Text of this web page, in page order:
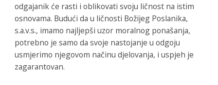
odgajanik će rasti i oblikovati svoju ličnost na istim
osnovama. Budući da u ličnosti Božijeg Poslanika,
s.a.v.s., imamo najljepši uzor moralnog ponašanja,
potrebno je samo da svoje nastojanje u odgoju
usmjerimo njegovom načinu djelovanja, i uspjeh je
zagarantovan.